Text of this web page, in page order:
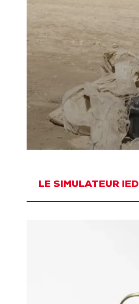
LE SIMULATEUR IED